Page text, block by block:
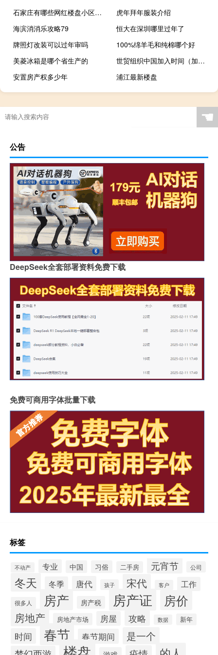
石家庄有哪些网红楼盘小区？介绍5个最知名地产项目
虎年拜年服装介绍
海滨消消乐攻略79
恒大在深圳哪里过年了
牌照灯改装可以过年审吗
100%绵羊毛和纯棉哪个好
美菱冰箱是哪个省生产的
世贸组织中国加入时间（加入世贸组织是中国对外开放不断加深）
安置房产权多少年
浦江最新楼盘
过年之前多久做头发好看
☚
公告
DeepSeek全套部署资料免费下载
免费可商用字体批量下载
标签
不动产 专业 中国 习俗 二手房 元宵节 公司
冬天 冬季 唐代 孩子 宋代 客户 工作
很多人 房产 房产税 房产证 房价
房地产 房地产市场 房屋 攻略 数据 新年
时间 春节 春节期间 是一个